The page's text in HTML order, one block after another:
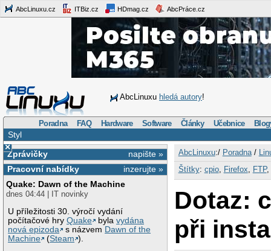
AbcLinuxu.cz ITBiz.cz HDmag.cz AbcPráce.cz
AbcLinuxu hledá autory!
Poradna FAQ Hardware Software Články Učebnice
Styl
×
napište »
Zprávičky
inzerujte »
Pracovní nabídky
Quake: Dawn of the Machine
dnes 04:44 | IT novinky
U příležitosti 30. výročí vydání
počítačové hryQuake bylavydána
nová epizoda
s názvem Dawn of the
Machine
(Steam ).
AbcLinuxu:/ Poradna/
Štítky: cpio, Firefox FTP,
Dotaz:
při